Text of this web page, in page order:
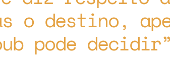
o destino,
pode decidir